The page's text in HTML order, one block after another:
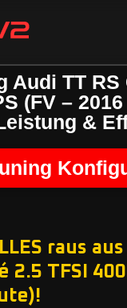
Audi TT RS
(FV –
&
raus
2.5 TFSI